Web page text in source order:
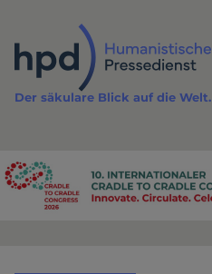
Inhalt
Der säkulare Blick auf die Welt.
Advertising